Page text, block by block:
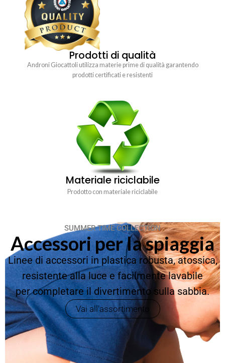
Prodotti di qualità
Androni Giocattoli utilizza materie prime di qualità garantendo
prodotti certificati e resistenti
Materiale riciclabile
Prodotto con materiale riciclabile
SUMMER TIME COLLECTION
Accessori per la spiaggia
Linee di accessori in plastica robusta, atossica,
resistente alla luce e facilmente lavabile
per completare il divertimento sulla sabbia.
Vai all'assortimento